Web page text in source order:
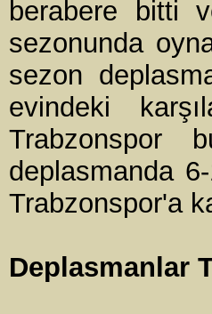
berabere bitti
sezonunda
sezon
evindeki
Trabzonspor
deplasmanda
Trabzonspor'a
Deplasmanlar